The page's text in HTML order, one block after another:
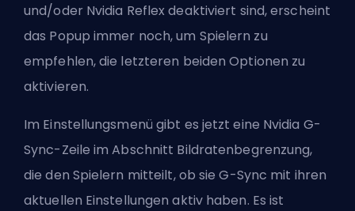
und/oder Nvidia Reflex deaktiviert sind, erscheint
das Popup immer noch, um Spielern zu
empfehlen, die letzteren beiden Optionen zu
aktivieren.
Im Einstellungsmenü gibt es jetzt eine Nvidia G-
Sync-Zeile im Abschnitt Bildratenbegrenzung,
die den Spielern mitteilt, ob sie G-Sync mit ihren
aktuellen Einstellungen aktiv haben. Es ist